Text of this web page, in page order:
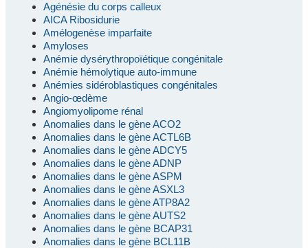
Agénésie du corps calleux
AICA Ribosidurie
Amélogenèse imparfaite
Amyloses
Anémie dysérythropoïétique congénitale
Anémie hémolytique auto-immune
Anémies sidéroblastiques congénitales
Angio-œdème
Angiomyolipome rénal
Anomalies dans le gène ACO2
Anomalies dans le gène ACTL6B
Anomalies dans le gène ADCY5
Anomalies dans le gène ADNP
Anomalies dans le gène ASPM
Anomalies dans le gène ASXL3
Anomalies dans le gène ATP8A2
Anomalies dans le gène AUTS2
Anomalies dans le gène BCAP31
Anomalies dans le gène BCL11B